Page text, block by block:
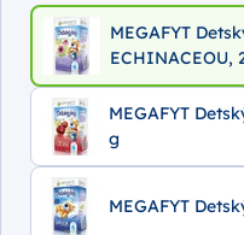
MEGAFYT
ECHINACEOU,
MEGAFYT
g
MEGAFYT